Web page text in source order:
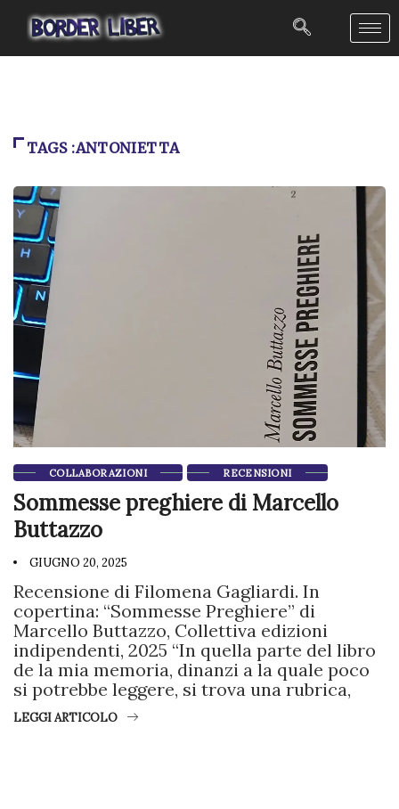
TAGS :ANTONIETTA
COLLABORAZIONI RECENSIONI
Sommesse preghiere di Marcello
Buttazzo
GIUGNO 20, 2025
Recensione di Filomena Gagliardi. In
copertina: “Sommesse Preghiere” di
Marcello Buttazzo, Collettiva edizioni
indipendenti, 2025 “In quella parte del libro
de la mia memoria, dinanzi a la quale poco
si potrebbe leggere, si trova una rubrica,
LEGGI ARTICOLO